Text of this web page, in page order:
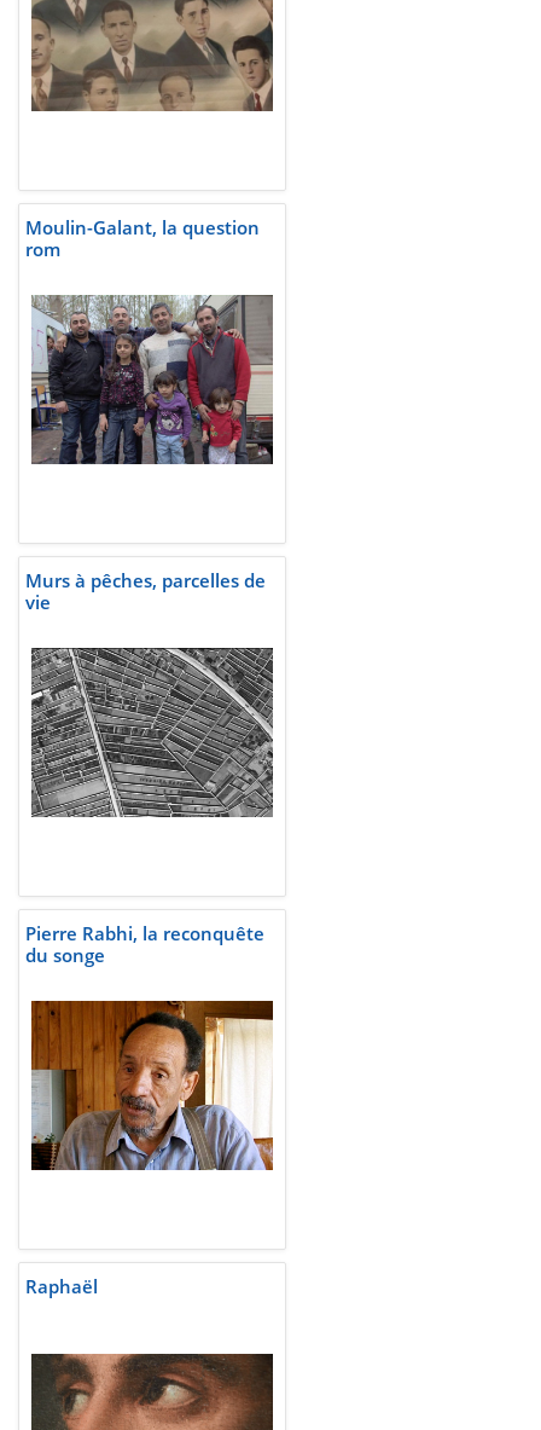
Moulin-Galant, la question
rom
Murs à pêches, parcelles de
vie
Pierre Rabhi, la reconquête
du songe
Raphaël